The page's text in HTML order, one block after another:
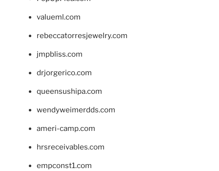
valueml.com
rebeccatorresjewelry.com
jmpbliss.com
drjorgerico.com
queensushipa.com
wendyweimerdds.com
ameri-camp.com
hrsreceivables.com
empconst1.com